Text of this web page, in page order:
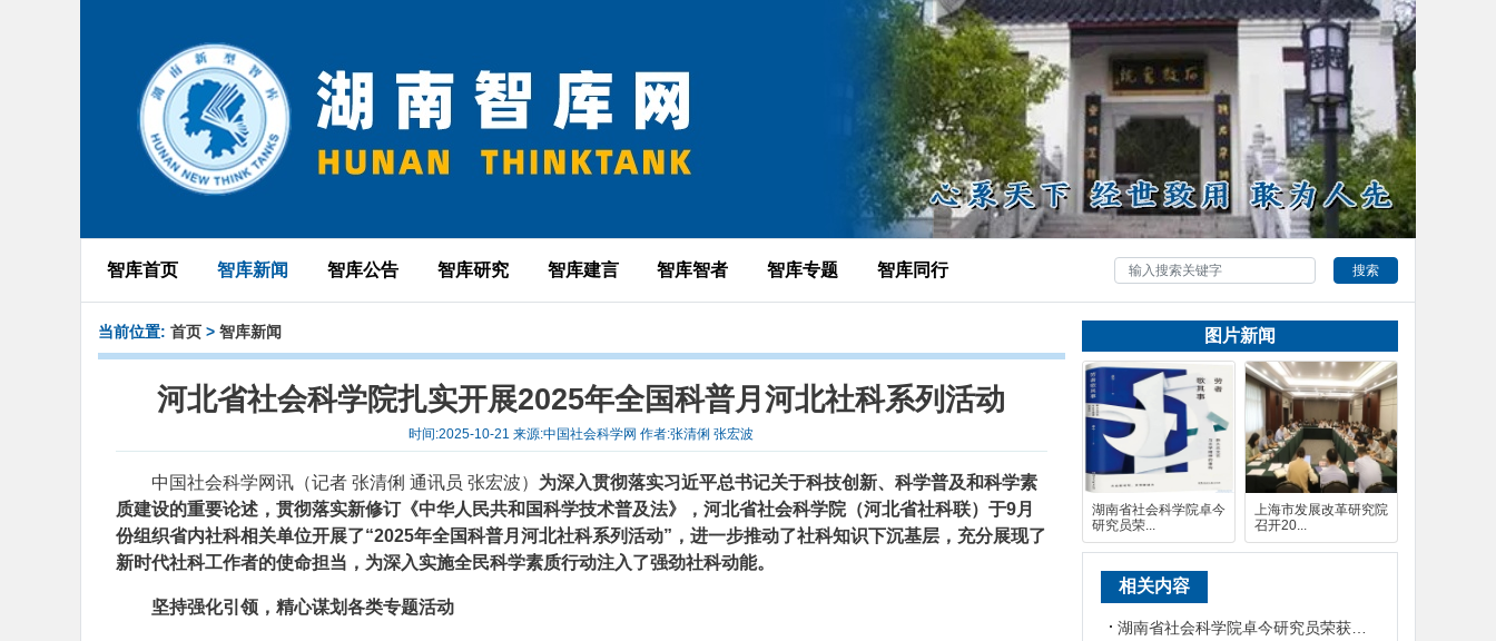
智库首页 智库新闻 智库公告 智库研究 智库建言 智库智者 智库专题 智库同行 搜索
当前位置: 首页 > 智库新闻
河北省社会科学院扎实开展2025年全国科普月河北社科系列活动
时间:2025-10-21 来源:中国社会科学网 作者:张清俐 张宏波
中国社会科学网讯（记者 张清俐 通讯员 张宏波） 为深入贯彻落实习近平总书记关于科技创新、科学普及和科学素
质建设的重要论述，贯彻落实新修订《中华人民共和国科学技术普及法》，河北省社会科学院（河北省社科联）于9月
份组织省内社科相关单位开展了“2025年全国科普月河北社科系列活动”，进一步推动了社科知识下沉基层，充分展现了
新时代社科工作者的使命担当，为深入实施全民科学素质行动注入了强劲社科动能。
坚持强化引领，精心谋划各类专题活动
图片新闻
湖南省社会科学院卓今
研究员荣...
上海市发展改革研究院
召开20...
相关内容
湖南省社会科学院卓今研究员荣获第九届鲁迅文学奖